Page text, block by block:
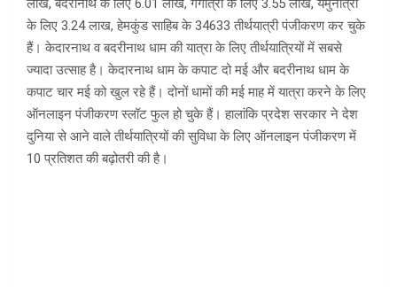
लाख, बदरीनाथ के लिए 6.01 लाख, गंगोत्री के लिए 3.55 लाख, यमुनोत्री
के लिए 3.24 लाख, हेमकुंड साहिब के 34633 तीर्थयात्री पंजीकरण कर चुके
हैं। केदारनाथ व बदरीनाथ धाम की यात्रा के लिए तीर्थयात्रियों में सबसे
ज्यादा उत्साह है। केदारनाथ धाम के कपाट दो मई और बदरीनाथ धाम के
कपाट चार मई को खुल रहे हैं। दोनों धामों की मई माह में यात्रा करने के लिए
ऑनलाइन पंजीकरण स्लॉट फुल हो चुके हैं। हालांकि प्रदेश सरकार ने देश
दुनिया से आने वाले तीर्थयात्रियों की सुविधा के लिए ऑनलाइन पंजीकरण में
10 प्रतिशत की बढ़ोतरी की है।